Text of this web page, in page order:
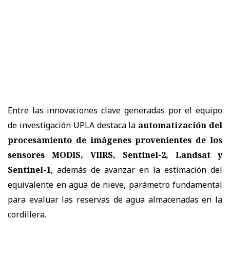
Entre las innovaciones clave generadas por el equipo
de investigación UPLA destaca la automatización del
procesamiento de imágenes provenientes de los
sensores MODIS, VIIRS, Sentinel-2, Landsat y
Sentinel-1, además de avanzar en la estimación del
equivalente en agua de nieve, parámetro fundamental
para evaluar las reservas de agua almacenadas en la
cordillera.